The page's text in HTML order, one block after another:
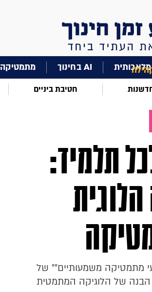
AI בחינוך מתמטיקה
חטיבת ביניים
תלמיד:
מתמטיקה משמעותיים"" של
הבנה של הלוגיקה המתמטית